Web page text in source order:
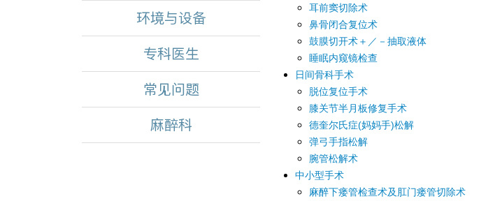
环境与设备
专科医生
常见问题
麻醉科
耳前窦切除术
鼻骨闭合复位术
鼓膜切开术＋／－抽取液体
睡眠内窥镜检查
日间骨科手术
脱位复位手术
膝关节半月板修复手术
德奎尔氏症(妈妈手)松解
弹弓手指松解
腕管松解术
中小型手术
麻醉下瘘管检查术及肛门瘘管切除术